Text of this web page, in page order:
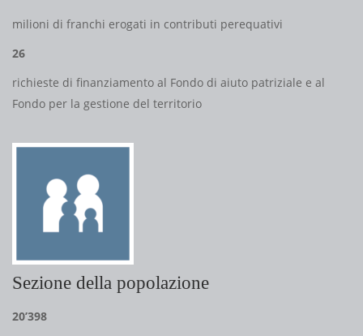
milioni di franchi erogati in contributi perequativi
26
richieste di finanziamento al Fondo di aiuto patriziale e al
Fondo per la gestione del territorio
Sezione della popolazione
20’398